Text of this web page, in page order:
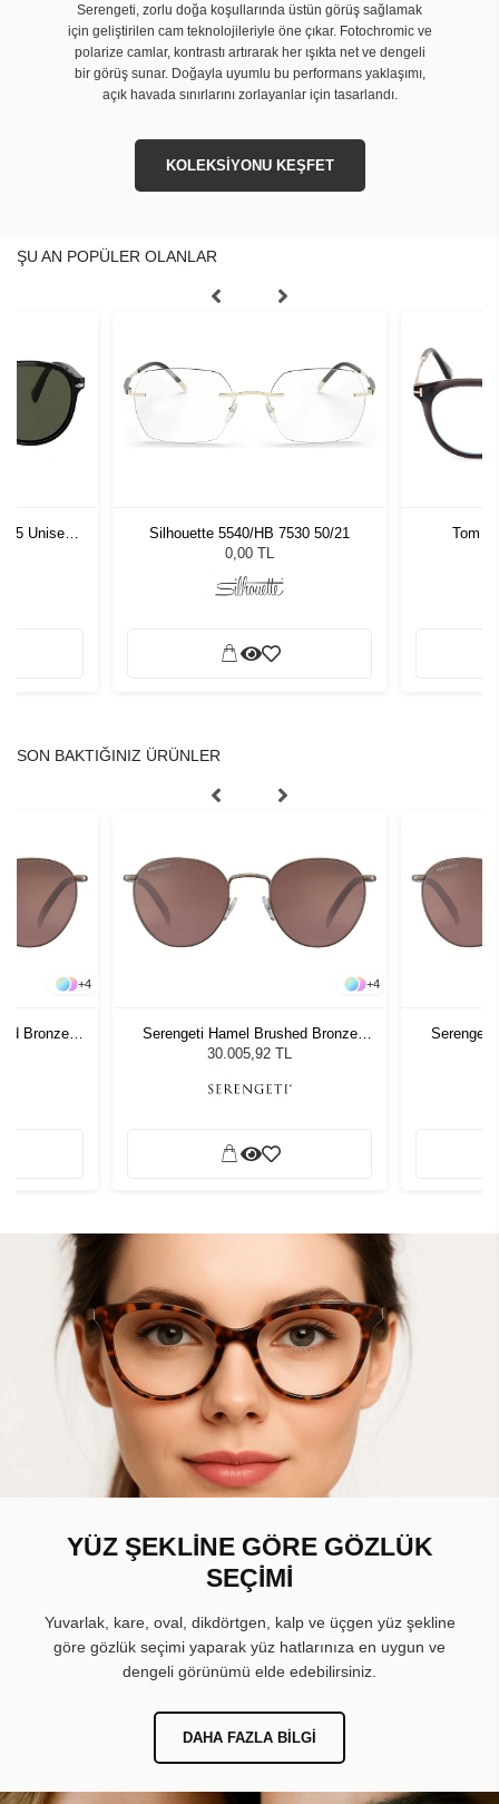
Serengeti, zorlu doğa koşullarında üstün görüş sağlamak
için geliştirilen cam teknolojileriyle öne çıkar. Fotochromic ve
polarize camlar, kontrastı artırarak her ışıkta net ve dengeli
bir görüş sunar. Doğayla uyumlu bu performans yaklaşımı,
açık havada sınırlarını zorlayanlar için tasarlandı.
KOLEKSİYONU KEŞFET
ŞU AN POPÜLER OLANLAR
55 Unisex
Silhouette 5540/HB 7530 50/21
0,00 TL
Tom
SON BAKTIĞINIZ ÜRÜNLER
+4
Bronze
+4
Serengeti Hamel Brushed Bronze
8928 Unisex Güneş Gözlüğü
30.005,92 TL
Serengeti
YÜZ ŞEKLİNE GÖRE GÖZLÜK
SEÇİMİ
Yuvarlak, kare, oval, dikdörtgen, kalp ve üçgen yüz şekline
göre gözlük seçimi yaparak yüz hatlarınıza en uygun ve
dengeli görünümü elde edebilirsiniz.
DAHA FAZLA BILGI